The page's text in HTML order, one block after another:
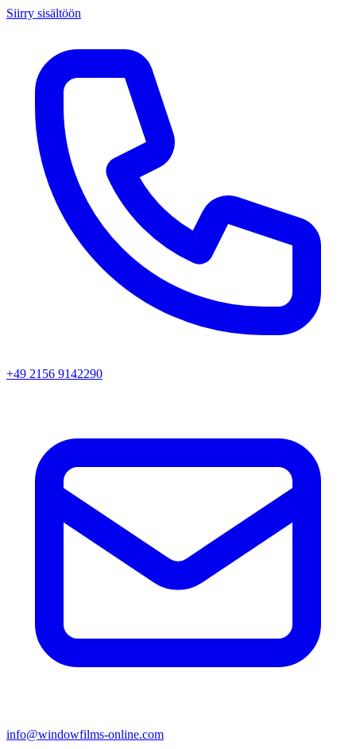
Siirry sisältöön
+49 2156 9142290
info@windowfilms-online.com